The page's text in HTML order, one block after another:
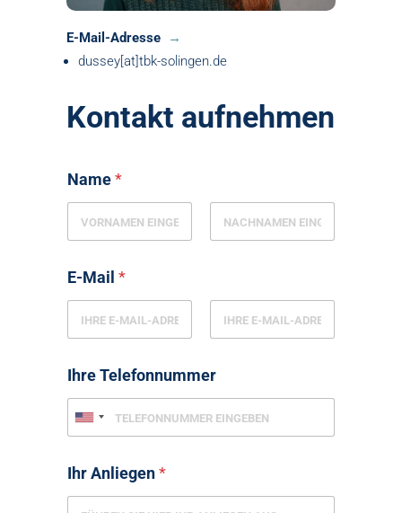
E-Mail-Adresse
dussey[at]tbk-solingen.de
Kontakt aufnehmen
Name*
E-Mail *
Ihre Telefonnummer
Ihr Anliegen*